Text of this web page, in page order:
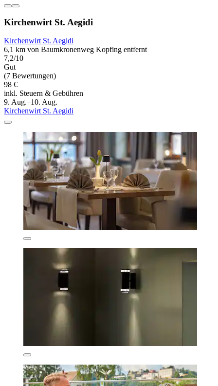
Kirchenwirt St. Aegidi
Kirchenwirt St. Aegidi
6,1 km von Baumkronenweg Kopfing entfernt
7,2/10
Gut
(7 Bewertungen)
98 €
inkl. Steuern & Gebühren
9. Aug.–10. Aug.
Kirchenwirt St. Aegidi